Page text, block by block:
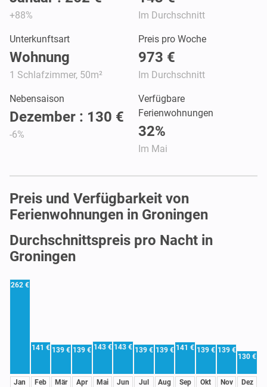
+88% Im Durchschnitt
Unterkunftsart
Wohnung
1 Schlafzimmer, 50m²
Preis pro Woche
973 €
Im Durchschnitt
Nebensaison
Dezember : 130 €
-6%
Verfügbare
Ferienwohnungen
32%
Im Mai
Preis und Verfügbarkeit von
Ferienwohnungen in Groningen
Durchschnittspreis pro Nacht in
Groningen
262 €
Jan
141 €
Feb
139 €
Mär
139 €
Apr
143 €
Mai
143 €
Jun
139 €
Jul
139 €
Aug
141 €
Sep
139 €
Okt
139 €
Nov
130 €
Dez